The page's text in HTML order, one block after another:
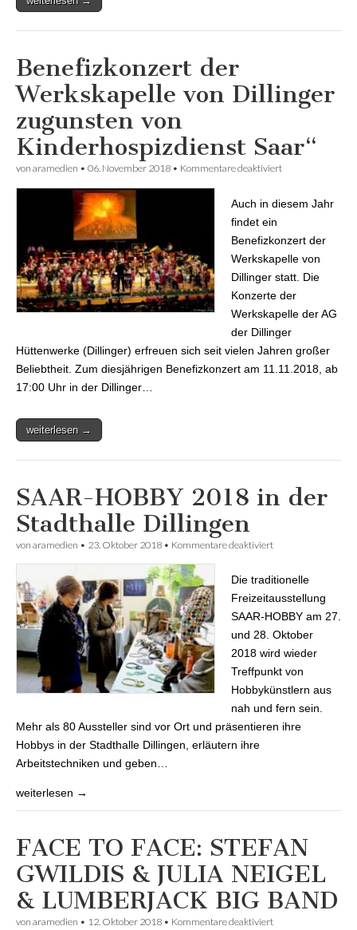
Benefizkonzert der
Werkskapelle von Dillinger
zugunsten von
Kinderhospizdienst Saar“
von aramedien • 06. November 2018 • Kommentare deaktiviert
zugunsten von
Auch in diesem Jahr
findet ein
Benefizkonzert der
Werkskapelle von
Dillinger statt. Die
Konzerte der
Werkskapelle der AG
der Dillinger
Hüttenwerke (Dillinger) erfreuen sich seit vielen Jahren großer
Beliebtheit. Zum diesjährigen Benefizkonzert am 11.11.2018, ab
17:00 Uhr in der Dillinger…
weiterlesen →
SAAR-HOBBY 2018 in der
Stadthalle Dillingen
von aramedien • 23. Oktober 2018 • Kommentare deaktiviert
Die traditionelle
Freizeitausstellung
SAAR-HOBBY am 27.
und 28. Oktober
2018 wird wieder
Treffpunkt von
Hobbykünstlern aus
nah und fern sein.
Mehr als 80 Aussteller sind vor Ort und präsentieren ihre
Hobbys in der Stadthalle Dillingen, erläutern ihre
Arbeitstechniken und geben…
weiterlesen →
FACE TO FACE: STEFAN
GWILDIS & JULIA NEIGEL
& LUMBERJACK BIG BAND
von aramedien • 12. Oktober 2018 • Kommentare deaktiviert